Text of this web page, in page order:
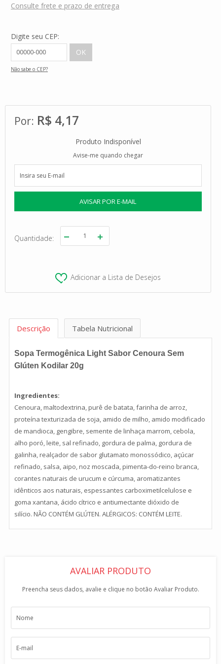
Consulte frete e prazo de entrega
Digite seu CEP:
Não sabe o CEP?
R$ 4,17
Produto Indisponível
Avise-me quando chegar
Quantidade
Adicionar a Lista de Desejos
Descrição Tabela Nutricional
Sopa Termogênica Light Sabor Cenoura Sem
Glúten Kodilar 20g
Ingredientes:
Cenoura, maltodextrina, purê de batata, farinha de arroz,
proteína texturizada de soja, amido de milho, amido modificado
de mandioca, gengibre, semente de linhaça marrom, cebola,
alho poró, leite, sal refinado, gordura de palma, gordura de
galinha, realçador de sabor glutamato monossódico, açúcar
refinado, salsa, aipo, noz moscada, pimenta-do-reino branca,
corantes naturais de urucum e cúrcuma, aromatizantes
idênticos aos naturais, espessantes carboximetilcelulose e
goma xantana, ácido cítrico e antiumectante dióxido de
silício. NÃO CONTÉM GLÚTEN. ALÉRGICOS: CONTÉM LEITE.
AVALIAR PRODUTO
Preencha seus dados, avalie e clique no botão Avaliar Produto.